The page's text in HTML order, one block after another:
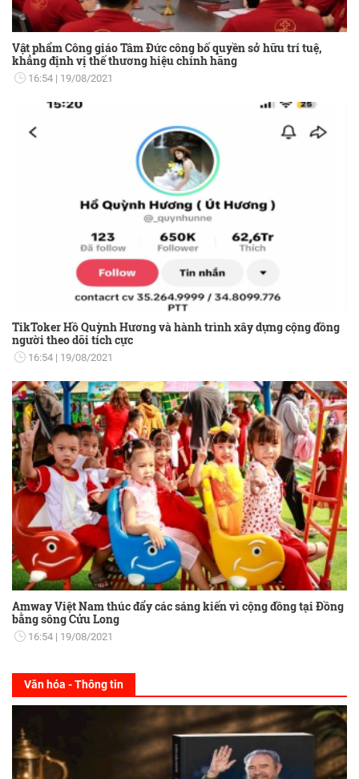
Vật phẩm Công giáo Tâm Đức công bố quyền sở hữu trí tuệ,
khẳng định vị thế thương hiệu chính hãng
16:54 19/08/2021
TikToker Hồ Quỳnh Hương và hành trình xây dựng cộng đồng
người theo dõi tích cực
16:54 19/08/2021
Amway Việt Nam thúc đẩy các sáng kiến vì cộng đồng tại Đồng
bằng sông Cửu Long
16:54 19/08/2021
Văn hóa - Thông tin